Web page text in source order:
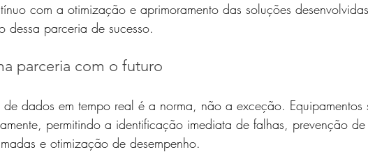
com a otimização e aprimoramento das soluções desenvolvidas
dessa parceria de sucesso.
parceria com o futuro
dados em tempo real é a norma, não a exceção. Equipamentos
permitindo a identificação imediata de falhas, prevenção de
e otimização de desempenho.